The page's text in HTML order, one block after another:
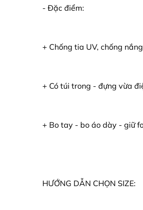
- Đặc điểm:
+ Chống tia UV, chống nắng
+ Có túi trong - đựng vừa
+ Bo tay - bo áo dày - giữ
HƯỚNG DẪN CHỌN SIZE: